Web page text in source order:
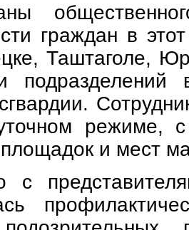
граждан в
Таштаголе,
режиме,
и мест
с